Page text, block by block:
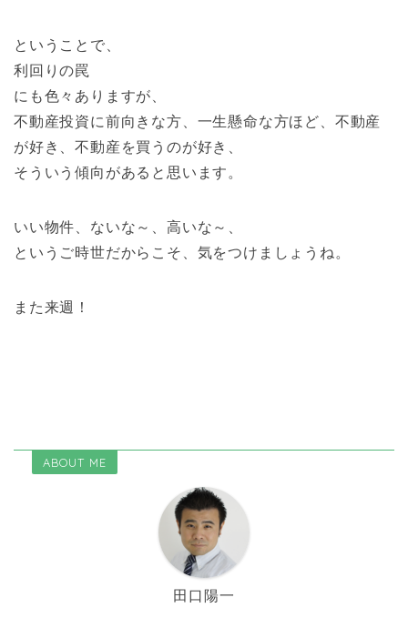
ということで、
利回りの罠
にも色々ありますが、
不動産投資に前向きな方、一生懸命な方ほど、不動産
が好き、不動産を買うのが好き、
そういう傾向があると思います。
いい物件、ないな～、高いな～、
というご時世だからこそ、気をつけましょうね。
また来週！
ABOUT ME
田口陽一